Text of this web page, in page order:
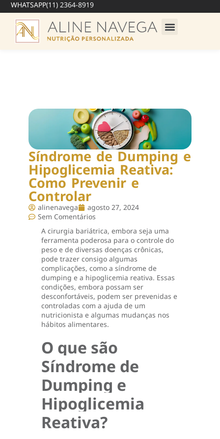
(11) 2364-8919
WHATSAPP
Síndrome de Dumping e
Hipoglicemia Reativa:
Como Prevenir e
Controlar
alinenavega
agosto 27, 2024
Sem Comentários
A cirurgia bariátrica, embora seja uma
ferramenta poderosa para o controle do
peso e de diversas doenças crônicas,
pode trazer consigo algumas
complicações, como a síndrome de
dumping e a hipoglicemia reativa. Essas
condições, embora possam ser
desconfortáveis, podem ser prevenidas e
controladas com a ajuda de um
nutricionista e algumas mudanças nos
hábitos alimentares.
O que são
Síndrome de
Dumping e
Hipoglicemia
Reativa?